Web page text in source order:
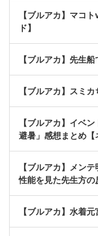
【ブルアカ】マコ
ド】
【ブルアカ】先生
【ブルアカ】スミ
【ブルアカ】イベ
避暑」感想まとめ【
【ブルアカ】メン
性能を見た先生方の
【ブルアカ】水着